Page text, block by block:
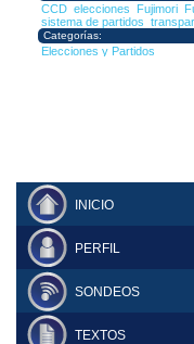
CCD elecciones Fujimori
sistema de partidos
Categorías:
Elecciones y Partidos
INICIO
PERFIL
SONDEOS
TEXTOS